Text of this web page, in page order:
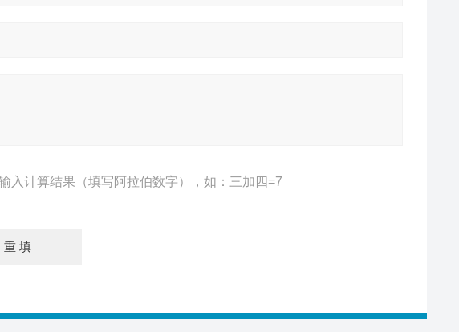
入计算结果（填写阿拉伯数字），如：三加四=7